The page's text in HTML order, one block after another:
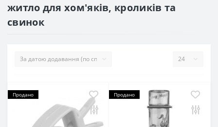
житло для хом'яків, кроликів та
свинок
Продано Продано